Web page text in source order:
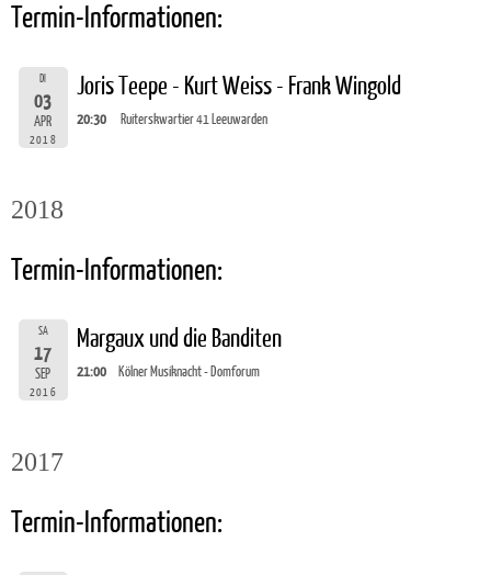
Termin-Informationen:
DI
03
APR
2018
Joris Teepe - Kurt Weiss - Frank Wingold
20:30 Ruiterskwartier 41 Leeuwarden
2018
Termin-Informationen:
SA
17
SEP
2016
Margaux und die Banditen
21:00 Kölner Musiknacht - Domforum
2017
Termin-Informationen: